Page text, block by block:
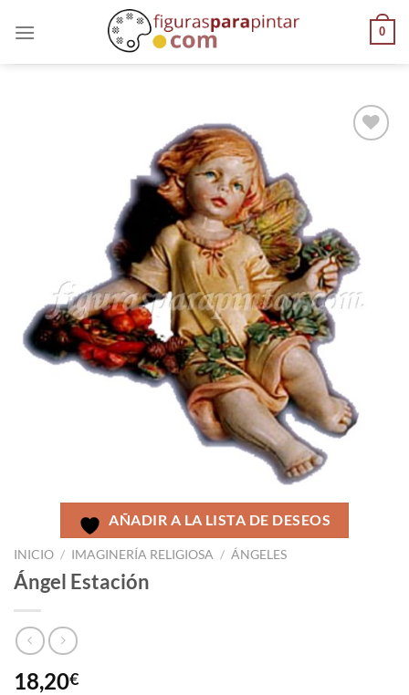
0
DESEOS
AÑADIR A LA LISTA DE DESEOS
INICIO / IMAGINERÍA RELIGIOSA / ÁNGELES
Ángel Estación
18,20€